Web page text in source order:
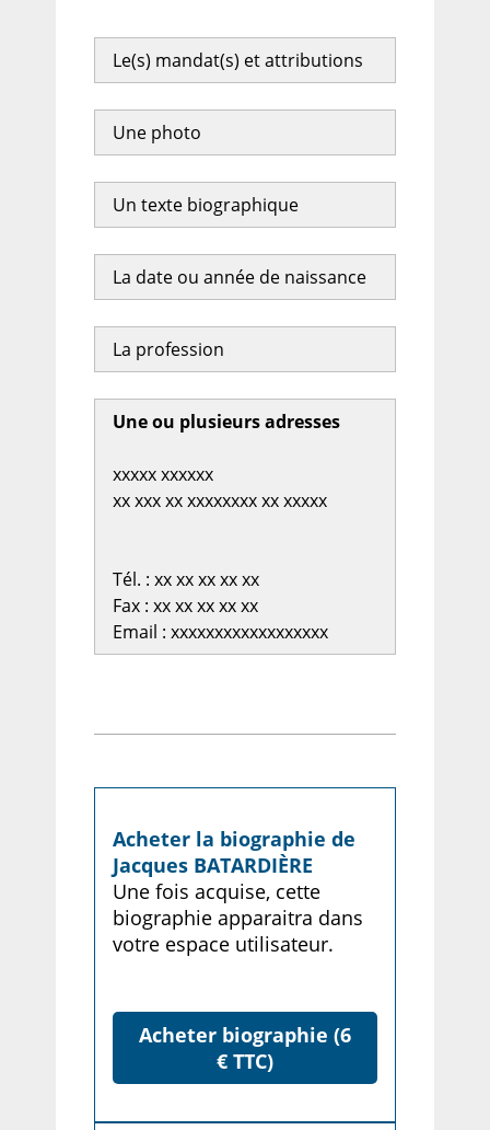
Le(s) mandat(s) et attributions
Une photo
Un texte biographique
La date ou année de naissance
La profession
Une ou plusieurs adresses
xxxxx xxxxxx
xx xxx xx xxxxxxxx xx xxxxx
Tél. : xx xx xx xx xx
Fax : xx xx xx xx xx
Email : xxxxxxxxxxxxxxxxxx
Acheter la biographie de
Jacques BATARDIÈRE
Une fois acquise, cette
biographie apparaitra dans
votre espace utilisateur.
Acheter biographie (6
€ TTC)